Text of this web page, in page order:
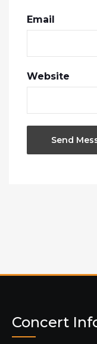
Email
Website
Concert